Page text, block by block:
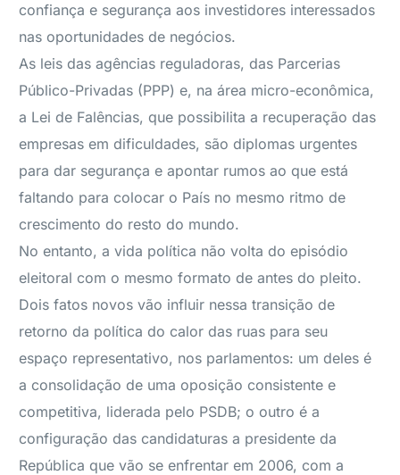
confiança e segurança aos investidores interessados
nas oportunidades de negócios.
As leis das agências reguladoras, das Parcerias
Público-Privadas (PPP) e, na área micro-econômica,
a Lei de Falências, que possibilita a recuperação das
empresas em dificuldades, são diplomas urgentes
para dar segurança e apontar rumos ao que está
faltando para colocar o País no mesmo ritmo de
crescimento do resto do mundo.
No entanto, a vida política não volta do episódio
eleitoral com o mesmo formato de antes do pleito.
Dois fatos novos vão influir nessa transição de
retorno da política do calor das ruas para seu
espaço representativo, nos parlamentos: um deles é
a consolidação de uma oposição consistente e
competitiva, liderada pelo PSDB; o outro é a
configuração das candidaturas a presidente da
República que vão se enfrentar em 2006, com a